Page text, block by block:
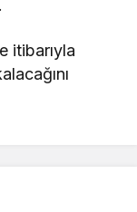
itibarıyla